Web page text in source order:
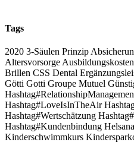
Tags
2020 3-Säulen Prinzip
Altersvorsorge Ausbildungskosten
Brillen CSS Dental
Götti Gotti Groupe Mutuel
Hashtag#LoveIsInTheAir
Hashtag#Wertschätzung
Hashtag#Kundenbindung Helsana
Kinderschwimmkurs